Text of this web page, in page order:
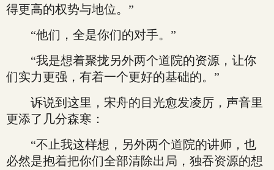
得更高的权势与地位。”
“他们，全是你们的对手。”
“我是想着聚拢另外两个道院的资源，让你
们实力更强，有着一个更好的基础的。”
诉说到这里，宋舟的目光愈发凌厉，声音里
更添了几分森寒：
“不止我这样想，另外两个道院的讲师，也
必然是抱着把你们全部清除出局，独吞资源的想